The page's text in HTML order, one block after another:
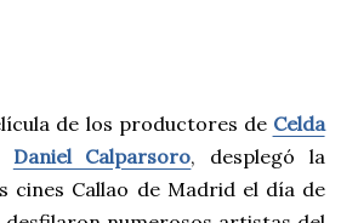
de los productores de Celda
Daniel Calparsoro, desplegó la
cines Callao de Madrid el día de